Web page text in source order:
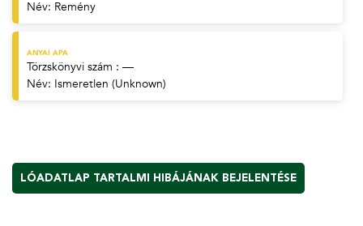
Név: Remény
ANYAI APA
Törzskönyvi szám : —
Név: Ismeretlen (Unknown)
LÓADATLAP TARTALMI HIBÁJÁNAK BEJELENTÉSE